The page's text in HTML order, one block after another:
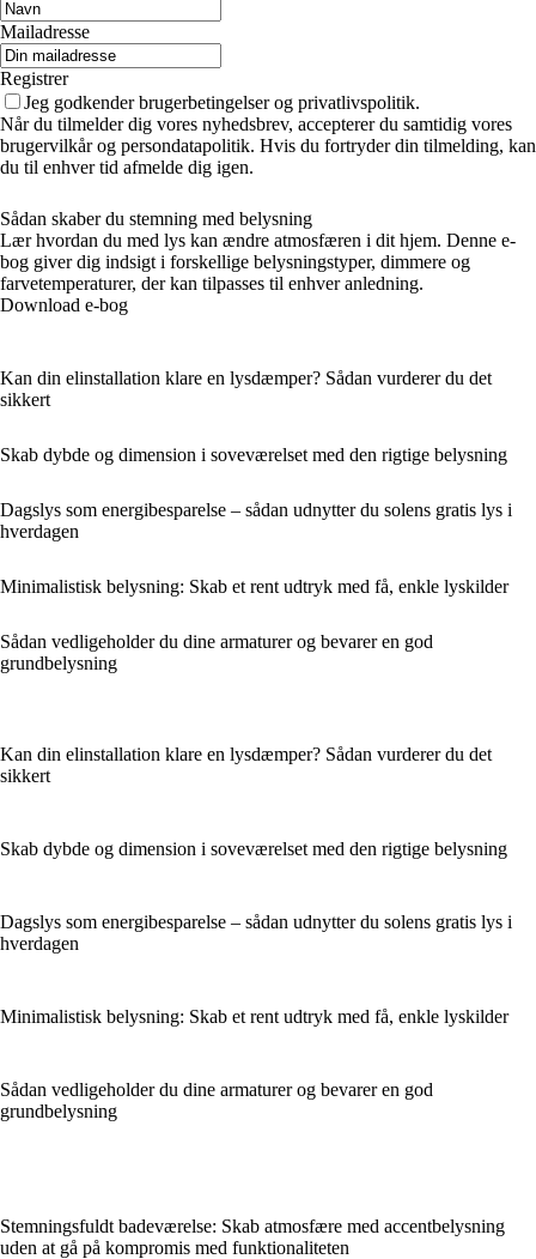
Mailadresse
Registrer
Jeg godkender brugerbetingelser og privatlivspolitik.
Når du tilmelder dig vores nyhedsbrev, accepterer du samtidig vores
brugervilkår og persondatapolitik. Hvis du fortryder din tilmelding, kan
du til enhver tid afmelde dig igen.
Sådan skaber du stemning med belysning
Lær hvordan du med lys kan ændre atmosfæren i dit hjem. Denne e-
bog giver dig indsigt i forskellige belysningstyper, dimmere og
farvetemperaturer, der kan tilpasses til enhver anledning.
Download e-bog
Kan din elinstallation klare en lysdæmper? Sådan vurderer du det
sikkert
Skab dybde og dimension i soveværelset med den rigtige belysning
Dagslys som energibesparelse – sådan udnytter du solens gratis lys i
hverdagen
Minimalistisk belysning: Skab et rent udtryk med få, enkle lyskilder
Sådan vedligeholder du dine armaturer og bevarer en god
grundbelysning
Kan din elinstallation klare en lysdæmper? Sådan vurderer du det
sikkert
Skab dybde og dimension i soveværelset med den rigtige belysning
Dagslys som energibesparelse – sådan udnytter du solens gratis lys i
hverdagen
Minimalistisk belysning: Skab et rent udtryk med få, enkle lyskilder
Sådan vedligeholder du dine armaturer og bevarer en god
grundbelysning
Stemningsfuldt badeværelse: Skab atmosfære med accentbelysning
uden at gå på kompromis med funktionaliteten